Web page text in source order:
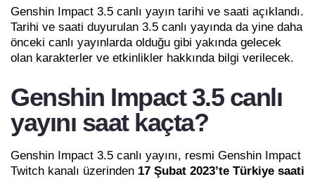
Genshin Impact 3.5 canlı yayın tarihi ve saati açıklandı.
Tarihi ve saati duyurulan 3.5 canlı yayında da yine daha
önceki canlı yayınlarda olduğu gibi yakında gelecek
olan karakterler ve etkinlikler hakkında bilgi verilecek.
Genshin Impact 3.5 canlı
yayını saat kaçta?
Genshin Impact 3.5 canlı yayını, resmi Genshin Impact
Twitch kanalı üzerinden 17 Şubat 2023’te Türkiye saati